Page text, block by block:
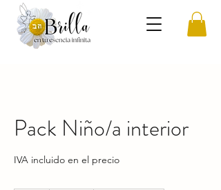
Pack Niño/a interior
IVA incluido en el precio